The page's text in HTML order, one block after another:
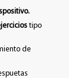
tipo
de